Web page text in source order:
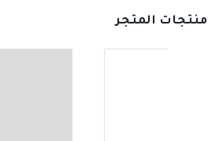
منتجات المتجر